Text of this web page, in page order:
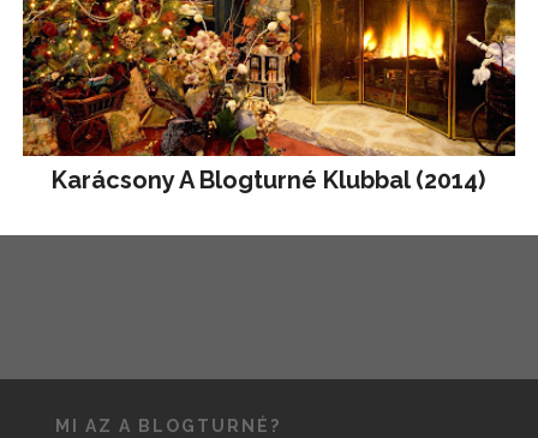
Karácsony A Blogturné Klubbal (2014)
MI AZ A BLOGTURNÉ?